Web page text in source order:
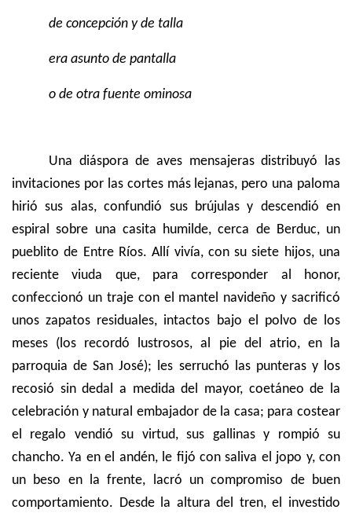
de concepción y de talla
era asunto de pantalla
o de otra fuente ominosa
Una diáspora de aves mensajeras distribuyó las
invitaciones por las cortes más lejanas, pero una paloma
hirió sus alas, confundió sus brújulas y descendió en
espiral sobre una casita humilde, cerca de Berduc, un
pueblito de Entre Ríos. Allí vivía, con su siete hijos, una
reciente viuda que, para corresponder al honor,
confeccionó un traje con el mantel navideño y sacrificó
unos zapatos residuales, intactos bajo el polvo de los
meses (los recordó lustrosos, al pie del atrio, en la
parroquia de San José); les serruchó las punteras y los
recosió sin dedal a medida del mayor, coetáneo de la
celebración y natural embajador de la casa; para costear
el regalo vendió su virtud, sus gallinas y rompió su
chancho. Ya en el andén, le fijó con saliva el jopo y, con
un beso en la frente, lacró un compromiso de buen
comportamiento. Desde la altura del tren, el investido